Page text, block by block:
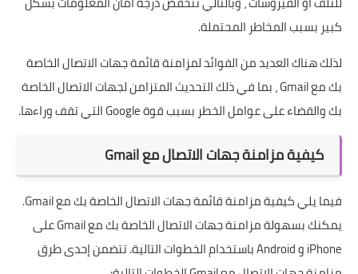
كبير بسبب المخاطر المحتملة.
لذلك هناك العديد من الفوائد لمزامنة قائمة جهات الاتصال الخاصة
بك مع Gmail ، بما في ذلك التحديث المتزامن لجهات الاتصال الخاصة
بك والقضاء على عوامل الخطر بسبب قوة Google التي تقف وراءها.
كيفية مزامنة جهات الاتصال مع Gmail
فيما يلي كيفية مزامنة قائمة جهات الاتصال الخاصة بك معGmail
.
يمكنك بسهولة مزامنة جهات الاتصال الخاصة بك مع Gmail على
iPhone و Android باستخدام الخطوات التالية. تتضمن إحدى طرق